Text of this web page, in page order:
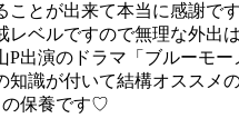
ことが出来て本当に感謝で
レベルですので無理な外出
P出演のドラマ「ブルーモー
知識が付いて結構オススメ
の保養です♡